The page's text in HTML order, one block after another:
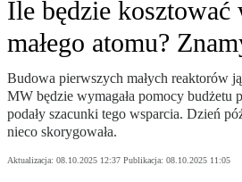
Ile będzie kosztować
małego atomu?
Budowa pierwszych małych reaktorów
MW będzie wymagała pomocy budżetu
podały szacunki tego wsparcia. Dzień
nieco skorygowała.
Aktualizacja: 08.10.2025 12:37 Publikacja: 08.10.2025 11:05